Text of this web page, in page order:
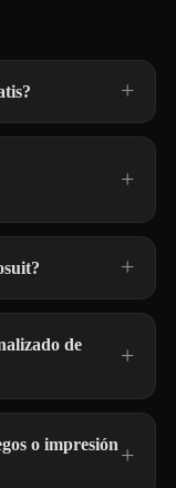
de
o impresión